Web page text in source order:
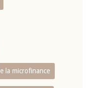
la microfinance